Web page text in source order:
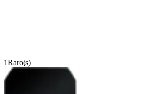
1Raro(s)